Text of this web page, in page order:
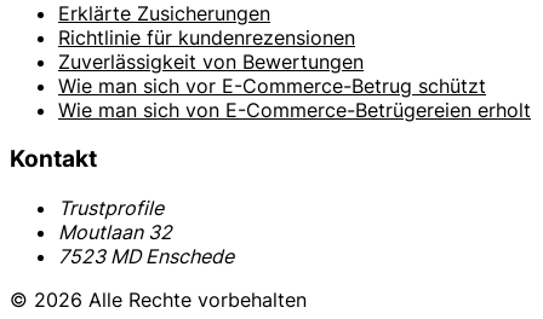
Erklärte Zusicherungen
Richtlinie für kundenrezensionen
Zuverlässigkeit von Bewertungen
Wie man sich vor E-Commerce-Betrug schützt
Wie man sich von E-Commerce-Betrügereien erholt
Kontakt
Trustprofile
Moutlaan 32
7523 MD Enschede
© 2026 Alle Rechte vorbehalten